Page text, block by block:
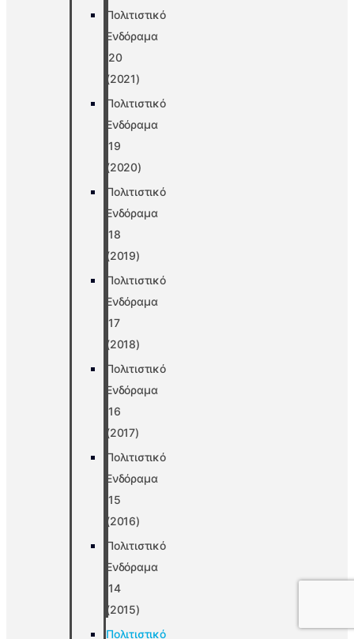
Πολιτιστικό
Ενδόραμα
’20
(2021)
Πολιτιστικό
Ενδόραμα
’19
(2020)
Πολιτιστικό
Ενδόραμα
’18
(2019)
Πολιτιστικό
Ενδόραμα
’17
(2018)
Πολιτιστικό
Ενδόραμα
’16
(2017)
Πολιτιστικό
Ενδόραμα
’15
(2016)
Πολιτιστικό
Ενδόραμα
’14
(2015)
Πολιτιστικό